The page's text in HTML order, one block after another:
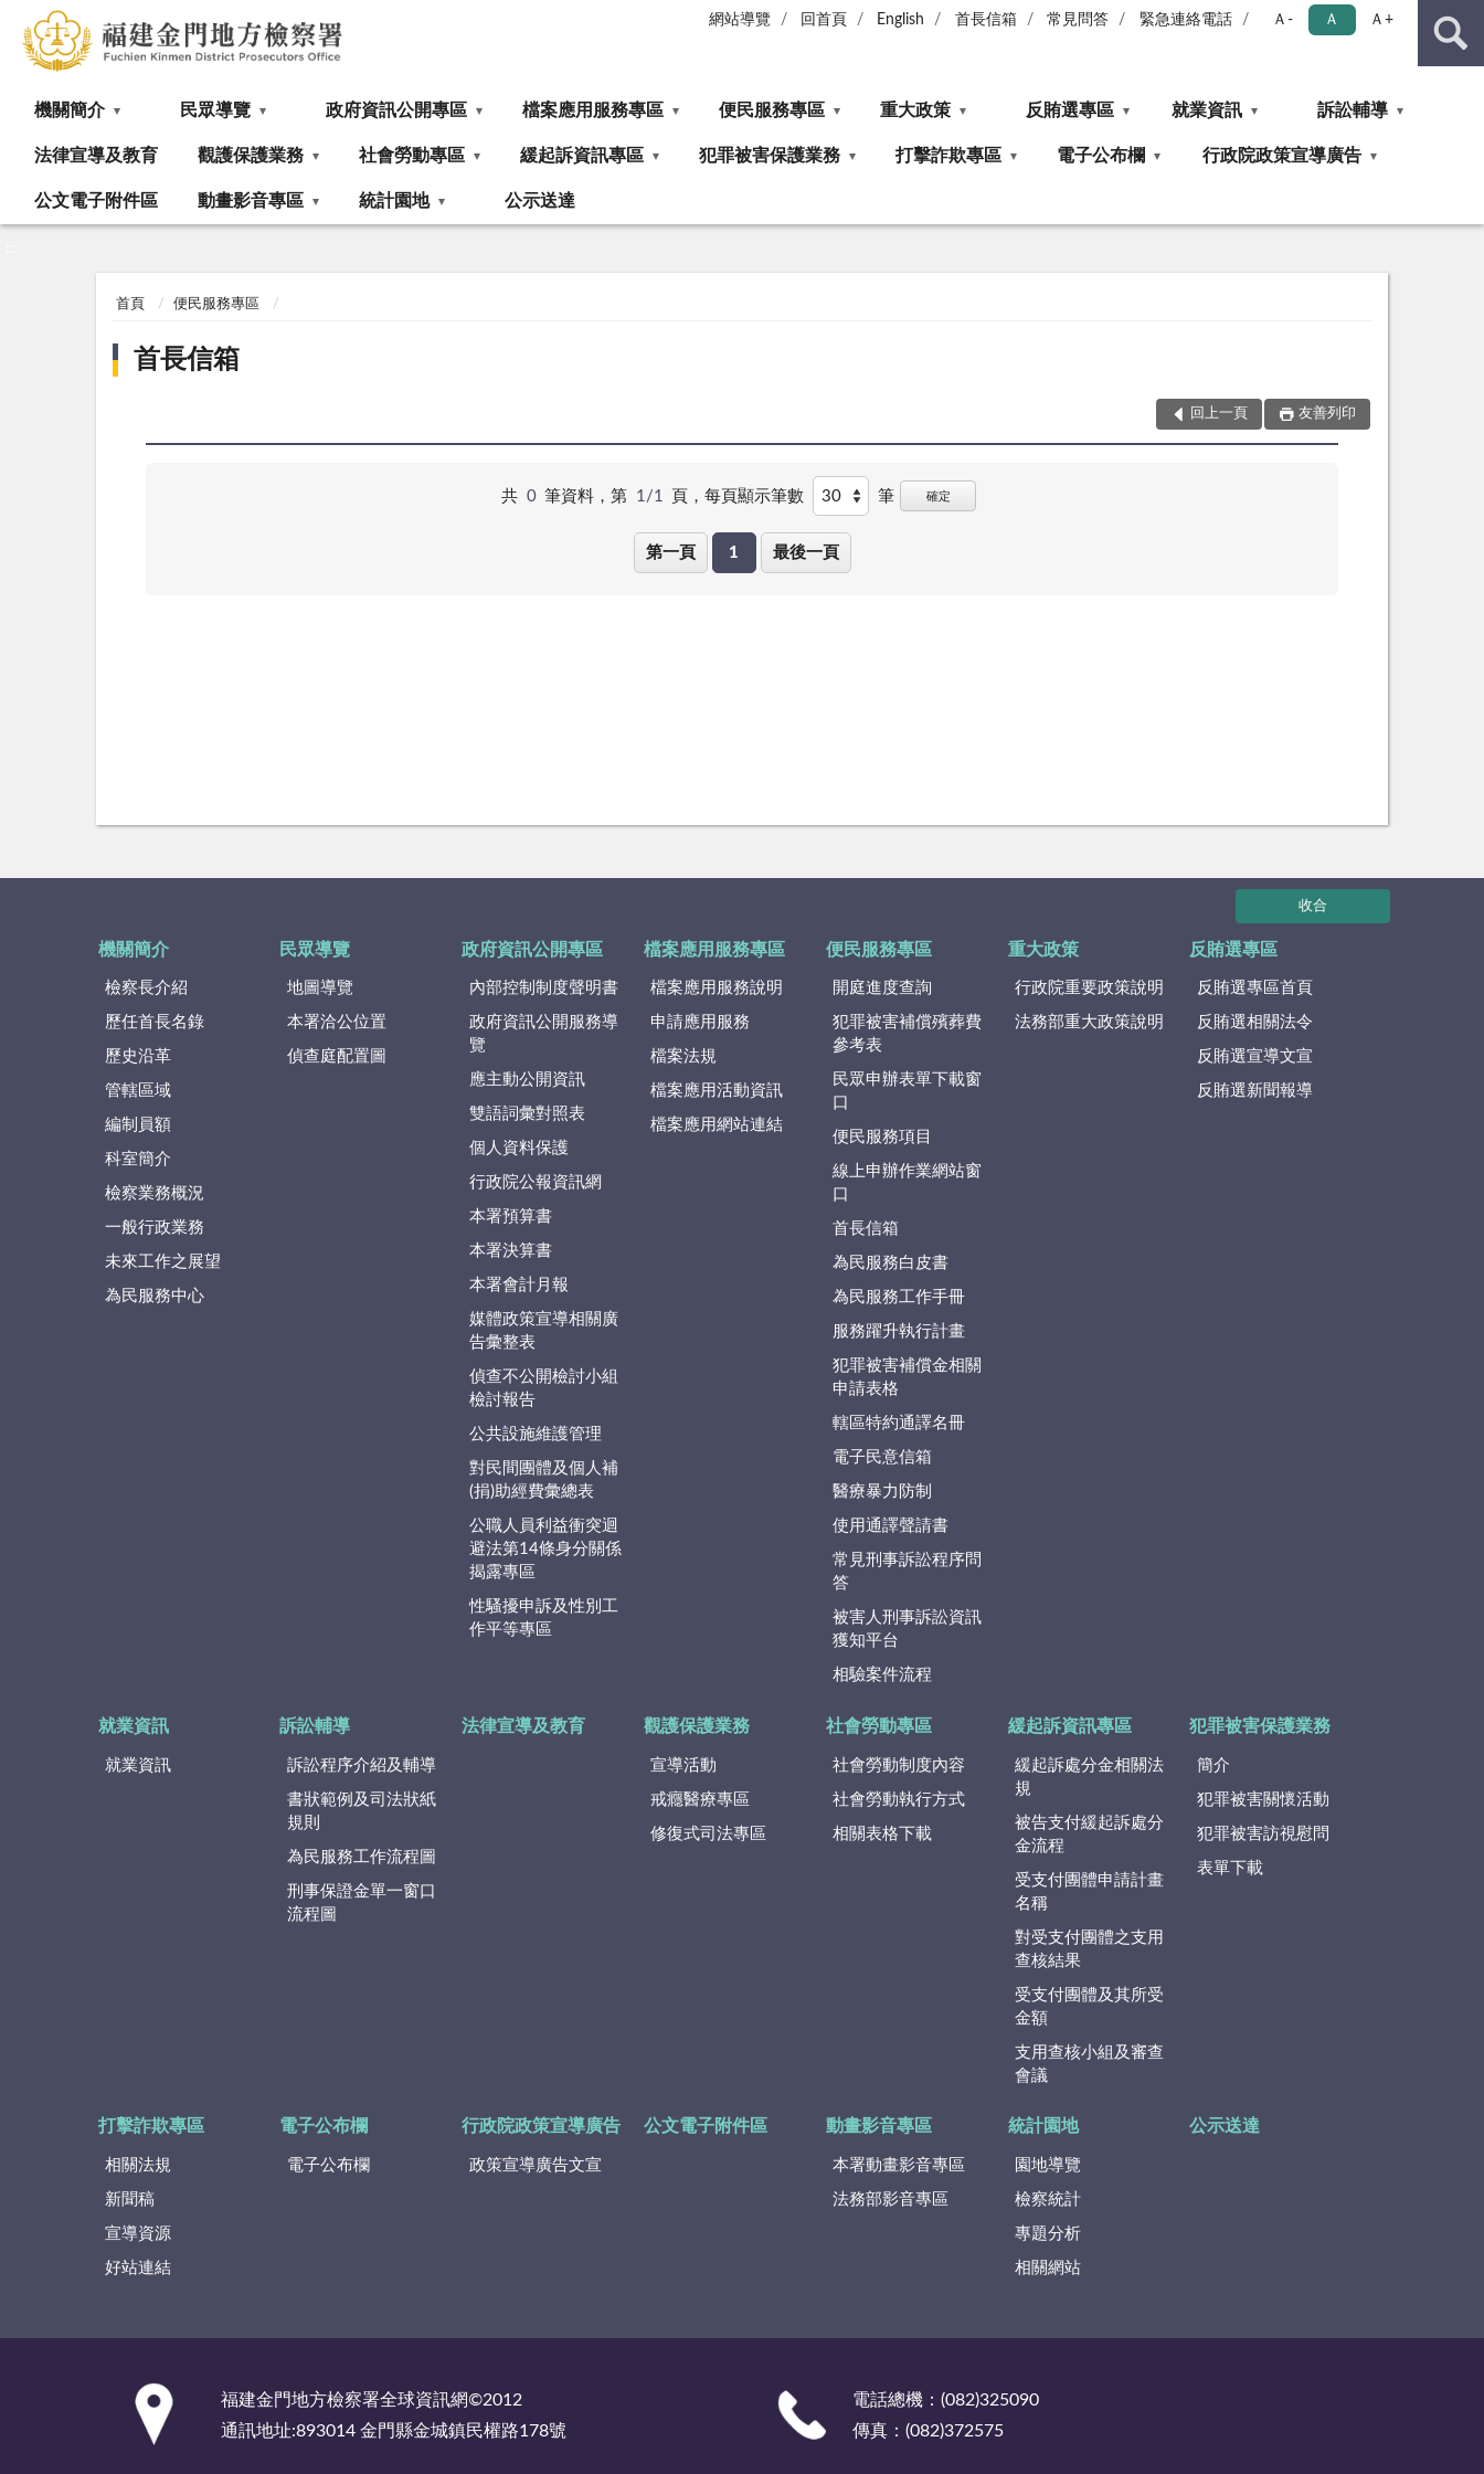
網站導覽 回首頁 English 首長信箱 常見問答 緊急連絡電話 Ａ- Ａ Ａ+
機關簡介 民眾導覽 政府資訊公開專區 檔案應用服務專區 便民服務專區 重大政策 反賄選專區 就業資訊 訴訟輔導
法律宣導及教育 觀護保護業務 社會勞動專區 緩起訴資訊專區 犯罪被害保護業務 打擊詐欺專區 電子公布欄 行政院政策宣導廣告
公文電子附件區 動畫影音專區 統計園地 公示送達
首頁 便民服務專區
首長信箱
回上一頁 友善列印
共 0 筆資料，第 1/1 頁，每頁顯示筆數 筆 確定
第一頁 1 最後一頁
收合
機關簡介
檢察長介紹
歷任首長名錄
歷史沿革
管轄區域
編制員額
科室簡介
檢察業務概況
一般行政業務
未來工作之展望
為民服務中心
民眾導覽
地圖導覽
本署洽公位置
偵查庭配置圖
政府資訊公開專區
內部控制制度聲明書
政府資訊公開服務導
覽
應主動公開資訊
雙語詞彙對照表
個人資料保護
行政院公報資訊網
本署預算書
本署決算書
本署會計月報
媒體政策宣導相關廣
告彙整表
偵查不公開檢討小組
檢討報告
公共設施維護管理
對民間團體及個人補
(捐)助經費彙總表
公職人員利益衝突迴
避法第14條身分關係
揭露專區
性騷擾申訴及性別工
作平等專區
檔案應用服務專區
檔案應用服務說明
申請應用服務
檔案法規
檔案應用活動資訊
檔案應用網站連結
便民服務專區
開庭進度查詢
犯罪被害補償殯葬費
參考表
民眾申辦表單下載窗
口
便民服務項目
線上申辦作業網站窗
口
首長信箱
為民服務白皮書
為民服務工作手冊
服務躍升執行計畫
犯罪被害補償金相關
申請表格
轄區特約通譯名冊
電子民意信箱
醫療暴力防制
使用通譯聲請書
常見刑事訴訟程序問
答
被害人刑事訴訟資訊
獲知平台
相驗案件流程
重大政策
行政院重要政策說明
法務部重大政策說明
反賄選專區
反賄選專區首頁
反賄選相關法令
反賄選宣導文宣
反賄選新聞報導
就業資訊
就業資訊
訴訟輔導
訴訟程序介紹及輔導
書狀範例及司法狀紙
規則
為民服務工作流程圖
刑事保證金單一窗口
流程圖
法律宣導及教育 觀護保護業務
宣導活動
戒癮醫療專區
修復式司法專區
社會勞動專區
社會勞動制度內容
社會勞動執行方式
相關表格下載
緩起訴資訊專區
緩起訴處分金相關法
規
被告支付緩起訴處分
金流程
受支付團體申請計畫
名稱
對受支付團體之支用
查核結果
受支付團體及其所受
金額
支用查核小組及審查
會議
犯罪被害保護業務
簡介
犯罪被害關懷活動
犯罪被害訪視慰問
表單下載
打擊詐欺專區
相關法規
新聞稿
宣導資源
好站連結
電子公布欄
電子公布欄
行政院政策宣導廣告
政策宣導廣告文宣
公文電子附件區 動畫影音專區
本署動畫影音專區
法務部影音專區
統計園地
園地導覽
檢察統計
專題分析
相關網站
公示送達
福建金門地方檢察署全球資訊網©2012
通訊地址:893014 金門縣金城鎮民權路178號
電話總機：(082)325090
傳真：(082)372575